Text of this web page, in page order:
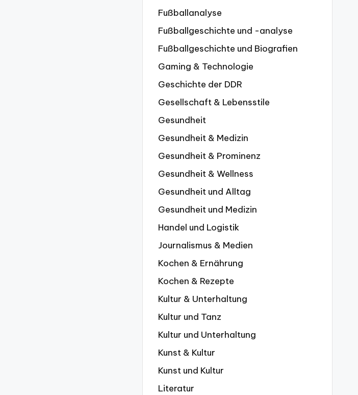
Fußballanalyse
Fußballgeschichte und -analyse
Fußballgeschichte und Biografien
Gaming & Technologie
Geschichte der DDR
Gesellschaft & Lebensstile
Gesundheit
Gesundheit & Medizin
Gesundheit & Prominenz
Gesundheit & Wellness
Gesundheit und Alltag
Gesundheit und Medizin
Handel und Logistik
Journalismus & Medien
Kochen & Ernährung
Kochen & Rezepte
Kultur & Unterhaltung
Kultur und Tanz
Kultur und Unterhaltung
Kunst & Kultur
Kunst und Kultur
Literatur